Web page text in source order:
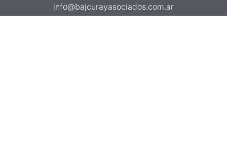
info@bajcurayasociados.com.ar